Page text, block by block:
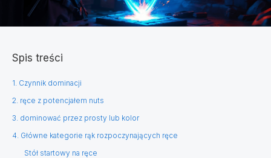
Spis treści
1. Czynnik dominacji
2. ręce z potencjałem nuts
3. dominować przez prosty lub kolor
4. Główne kategorie rąk rozpoczynających ręce
Stół startowy na ręce